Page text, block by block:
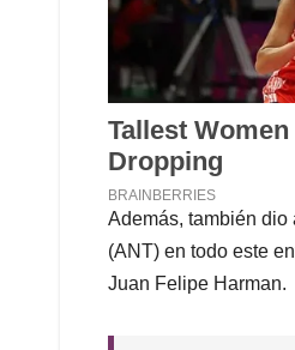
Además, también
(ANT) en todo este
Juan Felipe Harman.